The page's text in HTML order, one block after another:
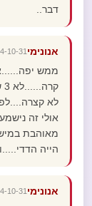
דבר..
אנונימי 31 21:58:35
ממש
לא
אולי זה
מאוהבת
הייה
אנונימי 31 21:58:34